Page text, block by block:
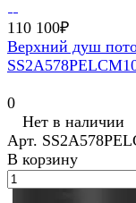
110 100₽
Верхний душ
0
Нет в наличии
Арт.
В корзину